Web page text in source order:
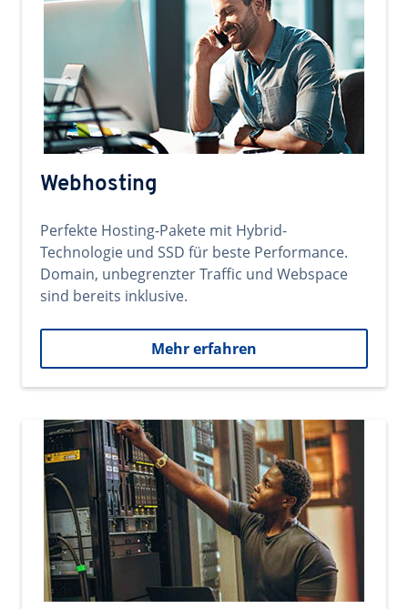
Webhosting
Perfekte Hosting-Pakete mit Hybrid-
Technologie und SSD für beste Performance.
Domain, unbegrenzter Traffic und Webspace
sind bereits inklusive.
Mehr erfahren